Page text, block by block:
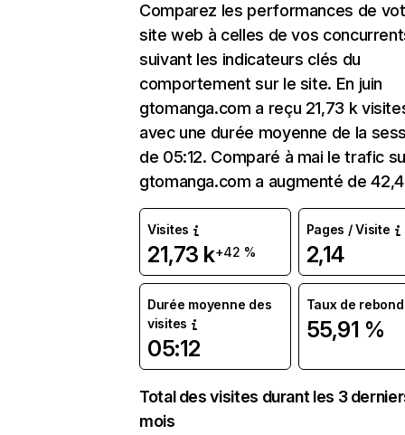
Comparez les performances de
site web à celles de vos
suivant les indicateurs clés du
comportement sur le site. En juin
gtomanga.com a reçu 21,73 k
avec une durée moyenne de la
de 05:12. Comparé à mai le trafic
gtomanga.com a augmenté de
Visites
21,73 k+42 %
Pages / Visite
2,14
Durée moyenne des
visites
05:12
Taux de rebond
55,91 %
Total des visites durant les 3
mois